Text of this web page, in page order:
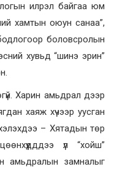
илрэл байгаа юм
хамтын оюун санаа”,
боловсролын
хувьд “шинэ эрин”
Харин амьдрал дээр
хаяж хүчээр уусган
– Хятадын төр
үл “хойш”
амьдралын замналыг